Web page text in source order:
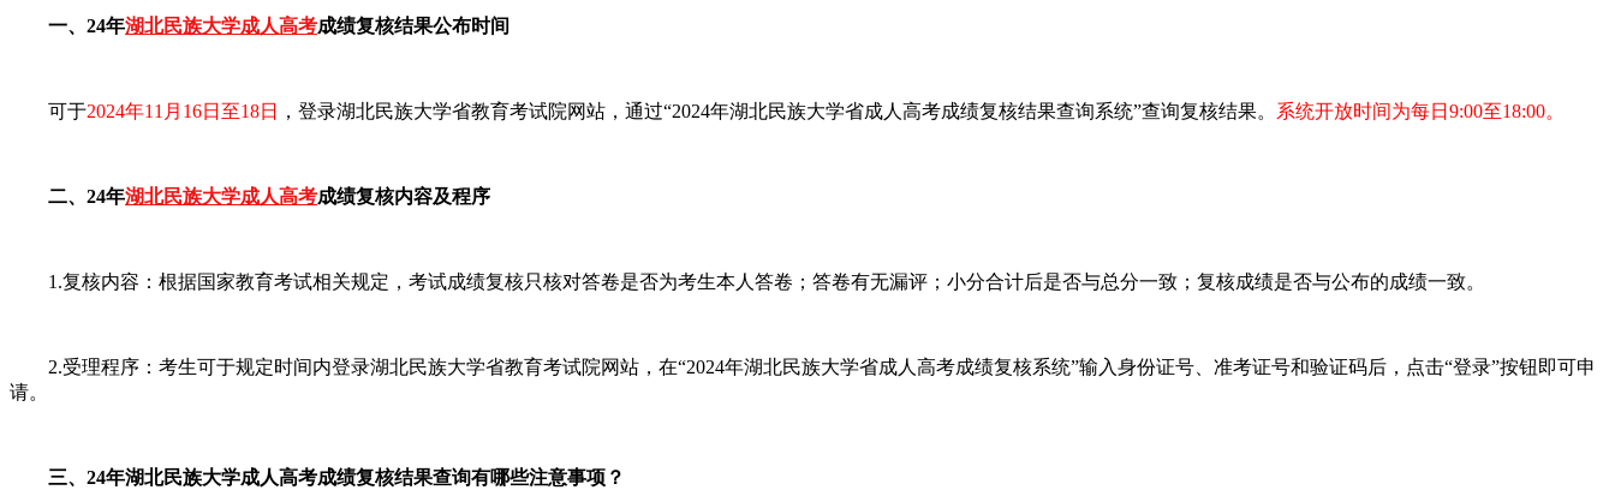
一、24年湖北民族大学成人高考成绩复核结果公布时间
可于2024年11月16日至18日 ，登录湖北民族大学省教育考试院网站，通过“2024年湖北民族大学省成人高考成绩复核结果查询系统”查询复核结果。 系统开放时间为每日9:00至18:00。
二、24年湖北民族大学成人高考成绩复核内容及程序
1.复核内容：根据国家教育考试相关规定，考试成绩复核只核对答卷是否为考生本人答卷；答卷有无漏评；小分合计后是否与总分一致；复核成绩是否与公布的成绩一致。
2.受理程序：考生可于规定时间内登录湖北民族大学省教育考试院网站，在“2024年湖北民族大学省成人高考成绩复核系统”输入身份证号、准考证号和验证码后，点击“登录”按钮即可申
请。
三、24年湖北民族大学成人高考成绩复核结果查询有哪些注意事项？